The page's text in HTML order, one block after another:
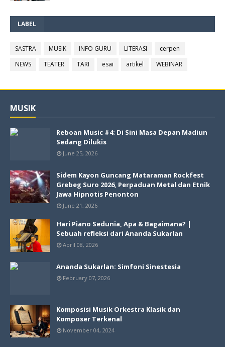
LABEL
SASTRA MUSIK INFO GURU LITERASI
cerpen
NEWS
TEATER TARI esai artikel WEBINAR
MUSIK
Reboan Music #4: Di Sini Masa Depan Madiun
Sedang Dilukis
June 25, 2026
Sidem Kayon Guncang Mataraman Rockfest
Grebeg Suro 2026, Perpaduan Metal dan Etnik
Jawa Hipnotis Penonton
June 21, 2026
Hari Piano Sedunia, Apa & Bagaimana? |
Sebuah refleksi dari Ananda Sukarlan
April 08, 2026
Ananda Sukarlan: Simfoni Sinestesia
February 07, 2026
Komposisi Musik Orkestra Klasik dan
Komposer Terkenal
November 04, 2024